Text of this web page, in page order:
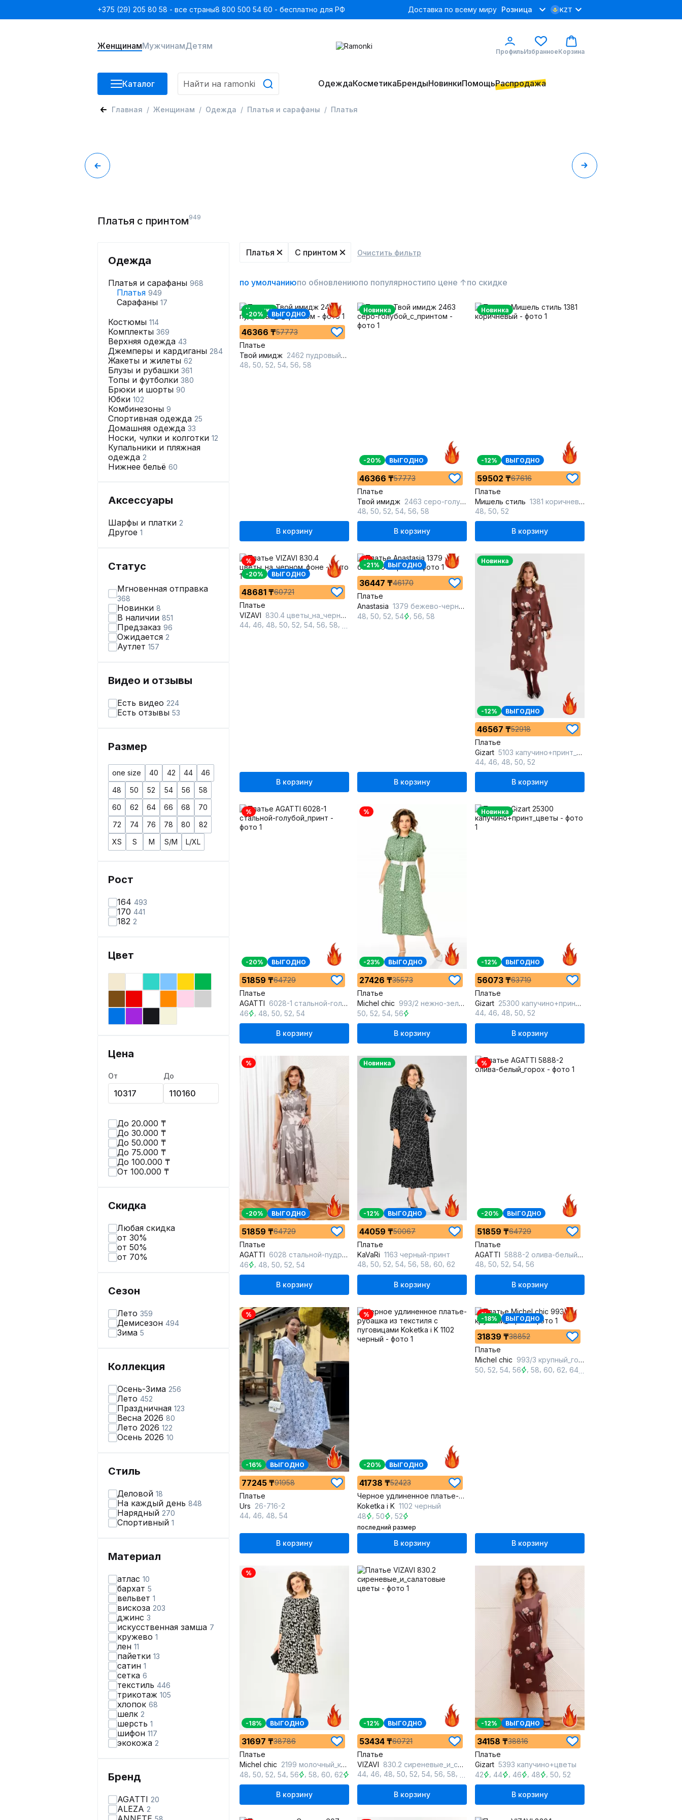
+375 (29) 205 80 58 - все страны8 800 500 54 60 - бесплатно для РФ Доставка по всему миру Розница KZT
ЖенщинамМужчинамДетям
ПрофильИзбранноеКорзина
Каталог ОдеждаКосметикаБрендыНовинкиПомощьРаспродажа
Главная Женщинам Одежда Платья и сарафаны Платья
Платья с принтом949
Одежда
Платья и сарафаны 968
Платья 949
Сарафаны 17
Костюмы 114
Комплекты 369
Верхняя одежда 43
Джемперы и кардиганы 284
Жакеты и жилеты 62
Блузы и рубашки 361
Топы и футболки 380
Брюки и шорты 90
Юбки 102
Комбинезоны 9
Спортивная одежда 25
Домашняя одежда 33
Носки, чулки и колготки 12
Купальники и пляжная
одежда 2
Нижнее бельё 60
Аксессуары
Шарфы и платки 2
Другое 1
Статус
Мгновенная отправка
368
Новинки 8
В наличии 851
Предзаказ 96
Ожидается 2
Аутлет 157
Видео и отзывы
Есть видео 224
Есть отзывы 53
Размер
one size 40 42 44
46
48
50 52 54 56
58
60
62 64 66 68
70
72
74 76 78 80
82
XS
S M S/M L/XL
Рост
164 493
170 441
182 2
Цвет
Цена
От До
До 20.000 ₸
До 30.000 ₸
До 50.000 ₸
До 75.000 ₸
До 100.000 ₸
От 100.000 ₸
Скидка
Любая скидка
от 30%
от 50%
от 70%
Сезон
Лето 359
Демисезон 494
Зима 5
Коллекция
Осень-Зима 256
Лето 452
Праздничная 123
Весна 2026 80
Лето 2026 122
Осень 2026 10
Стиль
Деловой 18
На каждый день 848
Нарядный 270
Спортивный 1
Материал
атлас 10
бархат 5
вельвет 1
вискоза 203
джинс 3
искусственная замша 7
кружево 1
лен 11
пайетки 13
сатин 1
сетка 6
текстиль 446
трикотаж 105
хлопок 68
шелк 2
шерсть 1
шифон 117
экокожа 2
Бренд
AGATTI 20
ALEZA 2
Платья C принтом Очистить фильтр
по умолчаниюпо обновлениюпо популярностипо цене ↑по скидке
Новинка
-20% ВЫГОДНО
46366 ₸57773
Платье
Твой имидж 2462 пудровый_с_принтом
48 50 52 54 56 58
В корзину
Новинка
-20% ВЫГОДНО
46366 ₸57773
Платье
Твой имидж 2463 серо-голубой_с_принтом
48 50 52 54 56 58
В корзину
Новинка
-12% ВЫГОДНО
59502 ₸67616
Платье
Мишель стиль 1381 коричневый
48 50 52
В корзину
%
-20%
ВЫГОДНО
48681 ₸60721
Платье
VIZAVI 830.4 цветы_на_черном_фоне
44 46 48 50 52 54 56 58
В корзину
%
-21% ВЫГОДНО
36447 ₸46170
Платье
Anastasia 1379 бежево-черный
48 50 52 54 ,56 ,58
В корзину
Новинка
-12% ВЫГОДНО
46567 ₸52918
Платье
Gizart 5103 капучино+принт_цветы
44 46 48 50 52
В корзину
%
-20% ВЫГОДНО
51859 ₸64729
Платье
AGATTI 6028-1 стальной-голубой_принт
46
48 ,50 ,52 ,54
В корзину
%
-23% ВЫГОДНО
27426 ₸35573
Платье
Michel chic 993/2 нежно-зеленый
50 52 54 56
В корзину
Новинка
-12% ВЫГОДНО
56073 ₸63719
Платье
Gizart 25300 капучино+принт_цветы
44 46 48 50 52
В корзину
%
-20% ВЫГОДНО
51859 ₸64729
Платье
AGATTI 6028 стальной-пудра_принт
46
48 ,50 ,52 ,54
В корзину
Новинка
-12% ВЫГОДНО
44059 ₸50067
Платье
KaVaRi 1163 черный-принт
48 50 52 54 56 58 60 62
В корзину
%
-20% ВЫГОДНО
51859 ₸64729
Платье
AGATTI 5888-2 олива-белый_горох
48 50 52 54 56
В корзину
%
-16% ВЫГОДНО
77245 ₸91958
Платье
Urs 26-716-2
44 46 48 54
В корзину
%
-20% ВЫГОДНО
41738 ₸52423
Черное удлиненное платье-рубашка из текстиля с пуговицами
Koketka i K 1102 черный
48
,50 52
последний размер
В корзину
%
-18% ВЫГОДНО
31839 ₸38852
Платье
Michel chic 993/3 крупный_горох
50 52 54 56 ,58 60 62 64
В корзину
%
-18% ВЫГОДНО
31697 ₸38786
Платье
Michel chic 2199 молочный_каприз
48 50 52 54 56 ,58 60 62
В корзину
-12% ВЫГОДНО
53434 ₸60721
Платье
VIZAVI 830.2 сиреневые_и_салатовые цветы
44 46 48 50 52 54 56 58
В корзину
-12% ВЫГОДНО
34158 ₸38816
Платье
Gizart 5393 капучино+цветы
42
44 46 48 50 52
В корзину